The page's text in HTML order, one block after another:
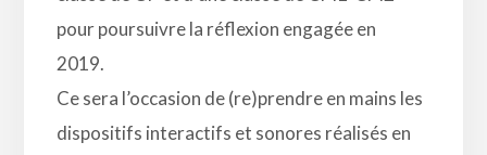
pour poursuivre la réflexion engagée en
2019.
Ce sera l’occasion de (re)prendre en mains les
dispositifs interactifs et sonores réalisés en